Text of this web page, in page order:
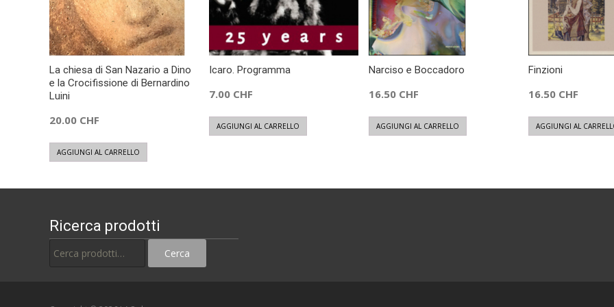
La chiesa di San Nazario a Dino
e la Crocifissione di Bernardino
Luini
20.00 CHF
AGGIUNGI AL CARRELLO
Icaro. Programma
7.00 CHF
AGGIUNGI AL CARRELLO
Narciso e Boccadoro
16.50 CHF
AGGIUNGI AL CARRELLO
Finzioni
16.50 CHF
AGGIUNGI AL
Ricerca prodotti
Cerca